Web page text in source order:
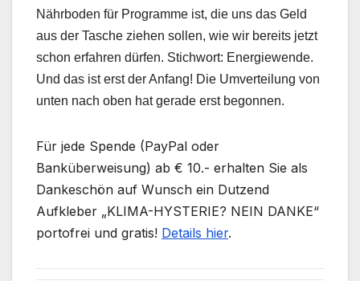
Nährboden für Programme ist, die uns das Geld
aus der Tasche ziehen sollen, wie wir bereits jetzt
schon erfahren dürfen. Stichwort: Energiewende.
Und das ist erst der Anfang! Die Umverteilung von
unten nach oben hat gerade erst begonnen.
Für jede Spende (PayPal oder
Banküberweisung) ab € 10.- erhalten Sie als
Dankeschön auf Wunsch ein Dutzend
Aufkleber „KLIMA-HYSTERIE? NEIN DANKE“
portofrei und gratis! Details hier.